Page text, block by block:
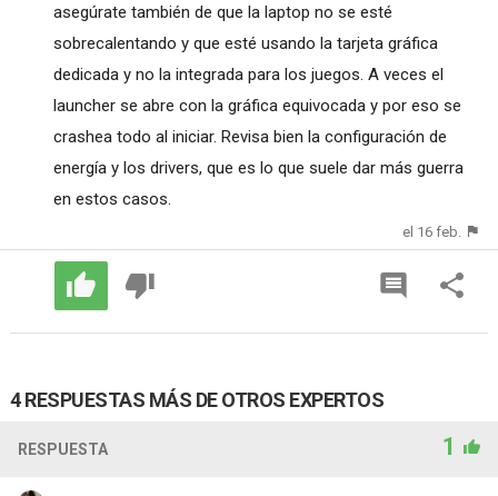
asegúrate también de que la laptop no se esté
sobrecalentando y que esté usando la tarjeta gráfica
dedicada y no la integrada para los juegos. A veces el
launcher se abre con la gráfica equivocada y por eso se
crashea todo al iniciar. Revisa bien la configuración de
energía y los drivers, que es lo que suele dar más guerra
en estos casos.
el 16 feb.
4 RESPUESTAS MÁS DE OTROS EXPERTOS
RESPUESTA 1